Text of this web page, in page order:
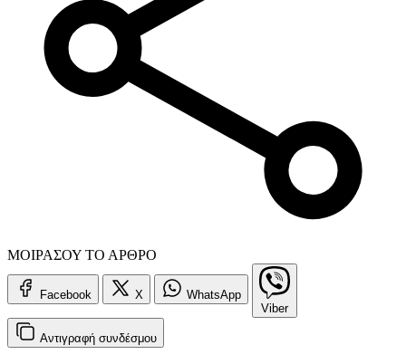
ΜΟΙΡΑΣΟΥ ΤΟ ΑΡΘΡΟ
Facebook X
WhatsApp
Viber
Αντιγραφή συνδέσμου